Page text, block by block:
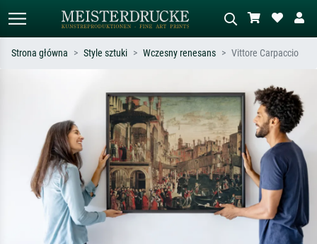
Szukaj wg artysty, tytułu lub stylu – np.
Monet, Gwiaździsta noc,
impresjonizm, fala Hokusaia, akt.
Opisz scenę – np. zielona łąka,
abstrakcja z czerwienią, ciemny olej,
stojący akt obok drzewa.
Strona główna Style sztuki Wczesny renesans Vittore Carpaccio